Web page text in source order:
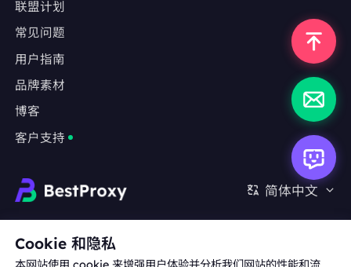
反爬严格的网站
采集LinkedIn、Indeed、Glassdoor等职业社
交平台数据
绕过基于IP频率限制或用户行为分析的防爬机制
金融数据（股票、外汇、加密货币）实时监控
房地产、旅游、电商等行业的竞品数据抓取
联盟计划
常见问题
用户指南
品牌素材
博客
客户支持
简体中文
合作:michael.wang@bestproxy.com
Cookie 和隐私